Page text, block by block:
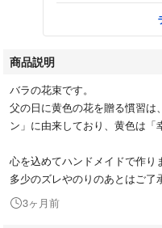
商品説明
バラの花束です。
父の日に黄色の花を贈る慣習は
ン」に由来しており、黄色は「
心を込めてハンドメイドで作り
多少のズレやのりのあとはご了
3ヶ月前